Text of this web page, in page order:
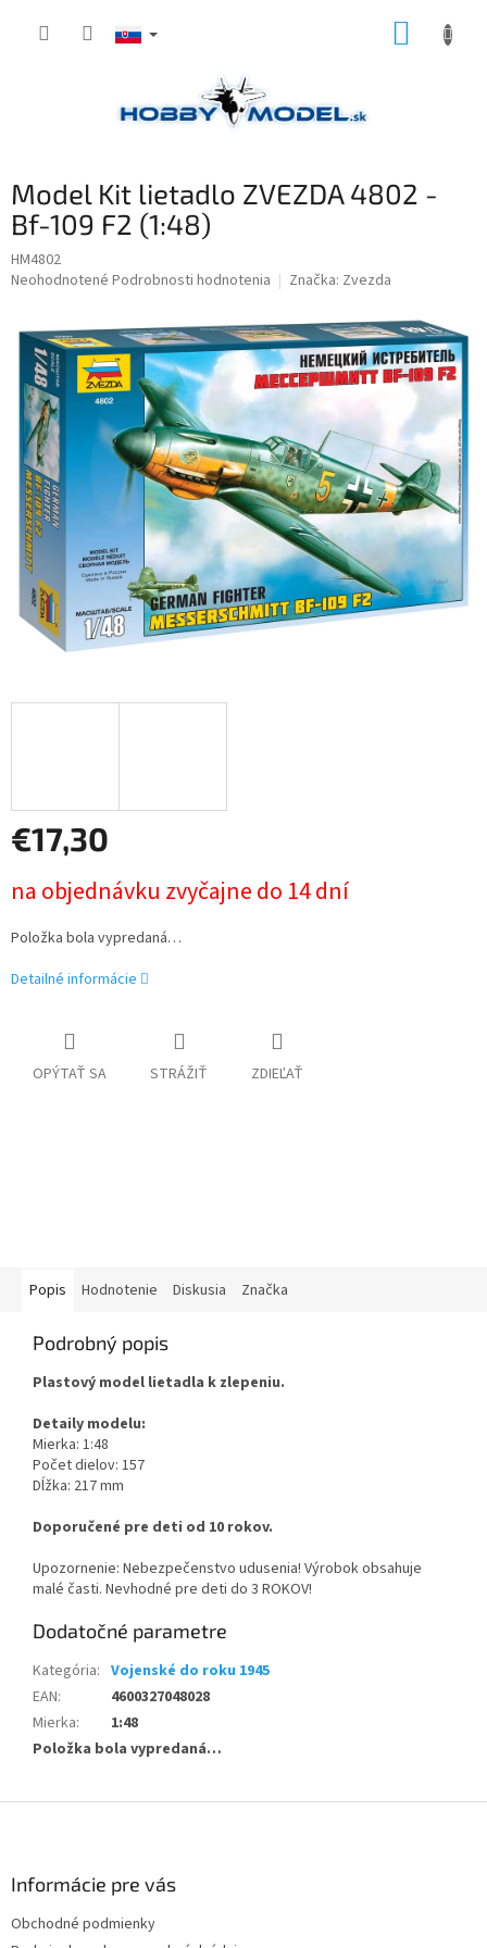
Model Kit lietadlo ZVEZDA 4802 -
Bf-109 F2 (1:48)
HM4802
Priemerné
hviezdičiek.
Neohodnotené Podrobnosti hodnotenia Značka: Zvezda
€17,30
cena:
na objednávku zvyčajne do 14 dní
Položka bola vypredaná…
Detailné informácie
OPÝTAŤ SA STRÁŽIŤ ZDIEĽAŤ
Popis Hodnotenie Diskusia Značka
Podrobný popis
Plastový model lietadla k zlepeniu.
Detaily modelu:
Mierka: 1:48
Počet dielov: 157
Dĺžka: 217 mm
Doporučené pre deti od 10 rokov.
Upozornenie: Nebezpečenstvo udusenia! Výrobok obsahuje
malé časti. Nevhodné pre deti do 3 ROKOV!
Dodatočné parametre
Kategória: Vojenské do roku 1945
EAN:
4600327048028
Mierka:
1:48
Položka bola vypredaná…
Informácie pre vás
Obchodné podmienky